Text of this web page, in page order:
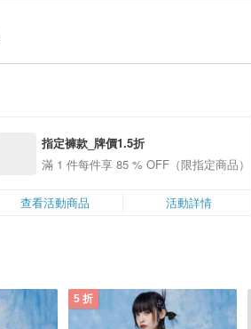
指定褲款_牌價1.5折
滿 1 件每件享 85 % OFF（限指定商品）
查看活動商品 活動詳情
5 折